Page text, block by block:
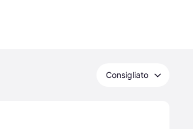
Consigliato